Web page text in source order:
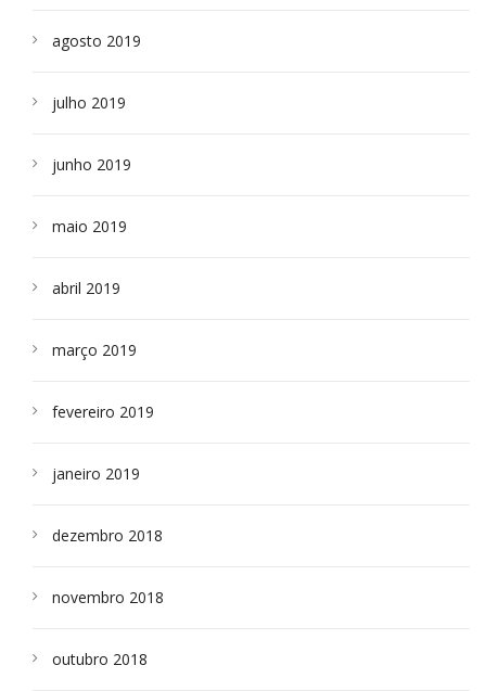
agosto 2019
julho 2019
junho 2019
maio 2019
abril 2019
março 2019
fevereiro 2019
janeiro 2019
dezembro 2018
novembro 2018
outubro 2018